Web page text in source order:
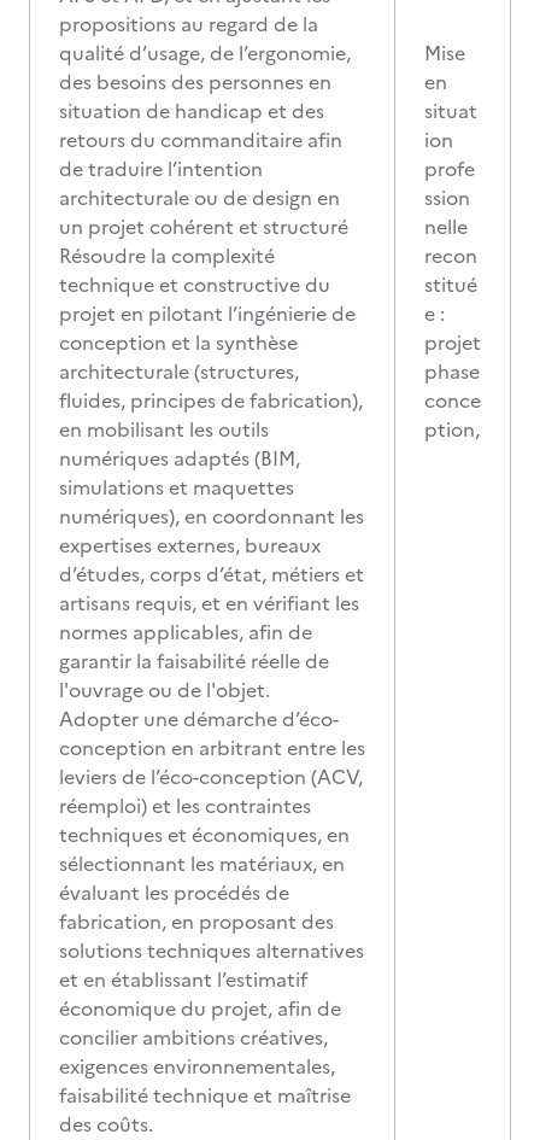
propositions au regard de la
qualité d’usage, de l’ergonomie,
des besoins des personnes en
situation de handicap et des
retours du commanditaire afin
de traduire l’intention
architecturale ou de design en
un projet cohérent et structuré
Résoudre la complexité
technique et constructive du
projet en pilotant l’ingénierie de
conception et la synthèse
architecturale (structures,
fluides, principes de fabrication),
en mobilisant les outils
numériques adaptés (BIM,
simulations et maquettes
numériques), en coordonnant les
expertises externes, bureaux
d’études, corps d’état, métiers et
artisans requis, et en vérifiant les
normes applicables, afin de
garantir la faisabilité réelle de
l'ouvrage ou de l'objet.
Adopter une démarche d’éco-
conception en arbitrant entre les
leviers de l’éco-conception (ACV,
réemploi) et les contraintes
techniques et économiques, en
sélectionnant les matériaux, en
évaluant les procédés de
fabrication, en proposant des
solutions techniques alternatives
et en établissant l’estimatif
économique du projet, afin de
concilier ambitions créatives,
exigences environnementales,
faisabilité technique et maîtrise
des coûts.
Mise
en
situat
ion
profe
ssion
nelle
recon
stitué
e :
projet
phase
conce
ption,